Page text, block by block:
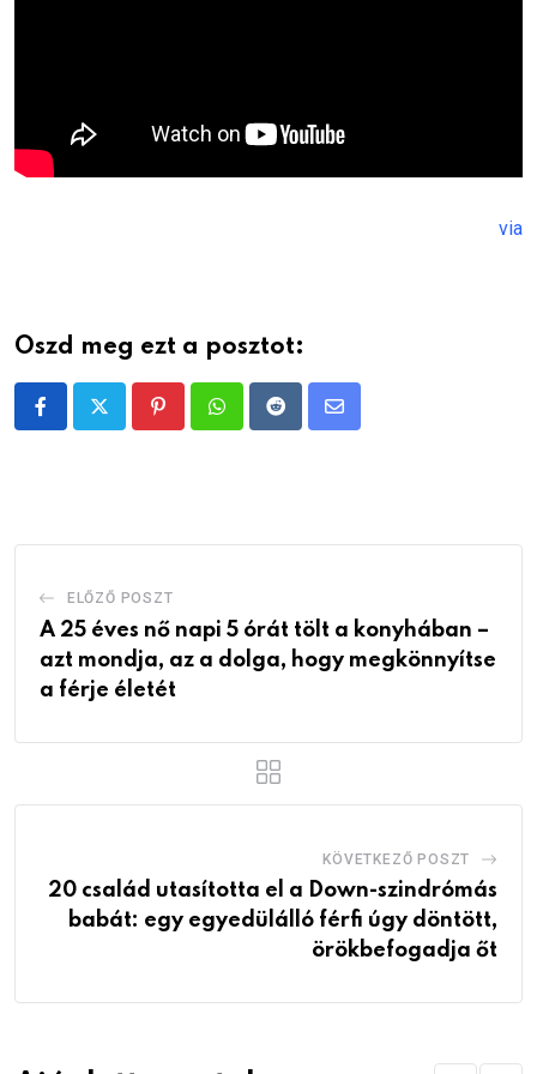
via
Oszd meg ezt a posztot:
PinterestWhatsappRedditShare
ELŐZŐ POSZT
A 25 éves nő napi 5 órát tölt a konyhában –
azt mondja, az a dolga, hogy megkönnyítse
a férje életét
KÖVETKEZŐ POSZT
20 család utasította el a Down-szindrómás
babát: egy egyedülálló férfi úgy döntött,
örökbefogadja őt